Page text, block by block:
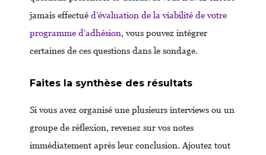
jamais effectué d’évaluation de la viabilité de votre
programme d’adhésion, vous pouvez intégrer
certaines de ces questions dans le sondage.
Faites la synthèse des résultats
Si vous avez organisé une plusieurs interviews ou un
groupe de réflexion, revenez sur vos notes
immédiatement après leur conclusion. Ajoutez tout